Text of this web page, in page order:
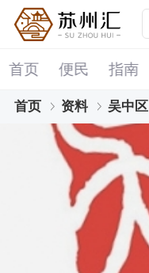
首页 便民 指南
首页 资料 吴中区